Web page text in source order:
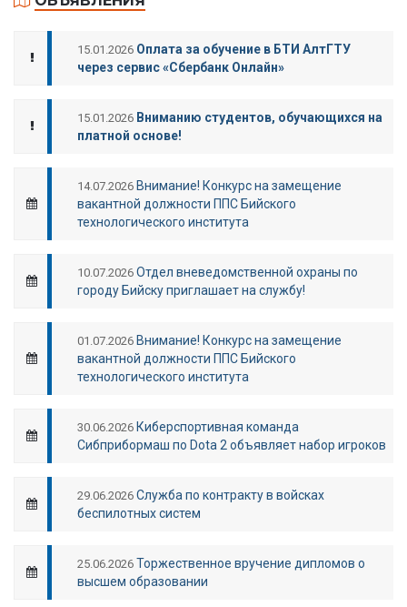
15.01.2026 Оплата за обучение в БТИ АлтГТУ
через сервис «Сбербанк Онлайн»
15.01.2026 Вниманию студентов, обучающихся на
платной основе!
14.07.2026 Внимание! Конкурс на замещение
вакантной должности ППС Бийского
технологического института
10.07.2026 Отдел вневедомственной охраны по
городу Бийску приглашает на службу!
01.07.2026 Внимание! Конкурс на замещение
вакантной должности ППС Бийского
технологического института
30.06.2026 Киберспортивная команда
Сибприбормаш по Dota 2 объявляет набор игроков
29.06.2026 Служба по контракту в войсках
беспилотных систем
25.06.2026 Торжественное вручение дипломов о
высшем образовании